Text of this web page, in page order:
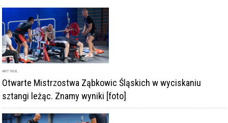
ARTYKUŁ
Otwarte Mistrzostwa Ząbkowic Śląskich w wyciskaniu
sztangi leżąc. Znamy wyniki [foto]